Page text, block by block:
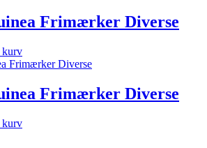
Frimærker Diverse
Frimærker Diverse